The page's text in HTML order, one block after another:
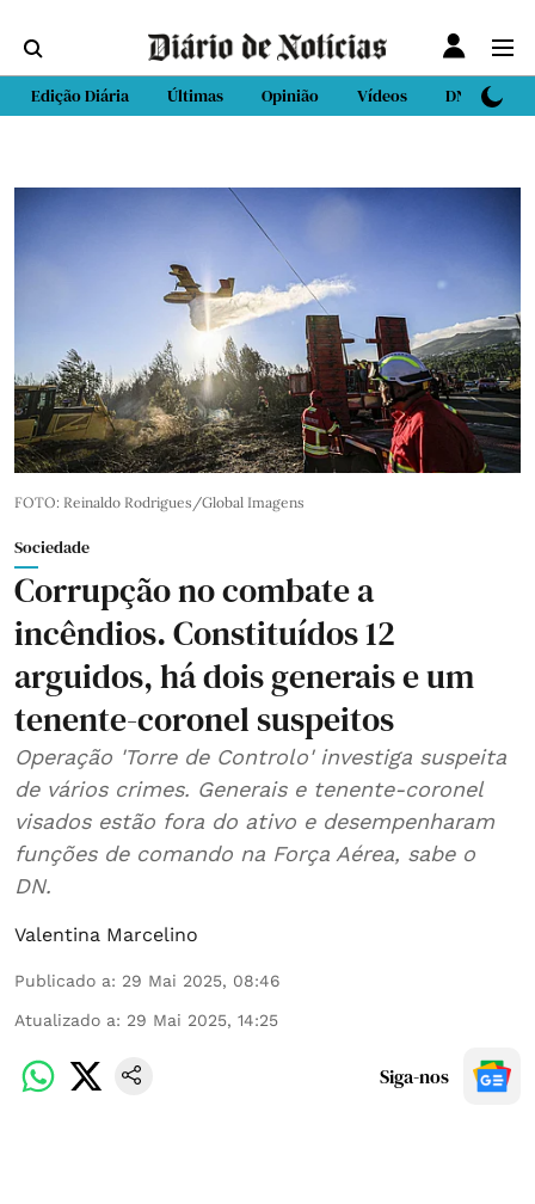
Edição Diária Últimas Opinião Vídeos DN Sport
FOTO: Reinaldo Rodrigues/Global Imagens
Sociedade
Corrupção no combate a
incêndios. Constituídos 12
arguidos, há dois generais e um
tenente-coronel suspeitos
Operação 'Torre de Controlo' investiga suspeita
de vários crimes. Generais e tenente-coronel
visados estão fora do ativo e desempenharam
funções de comando na Força Aérea, sabe o
DN.
Valentina Marcelino
Publicado a: 29 Mai 2025, 08:46
Atualizado a: 29 Mai 2025, 14:25
Siga-nos